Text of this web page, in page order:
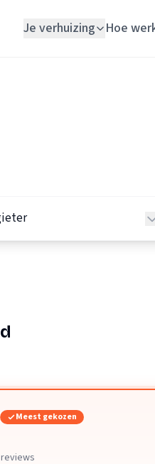
Je verhuizing Hoe
Meest gekozen